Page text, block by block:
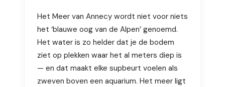
Het Meer van Annecy wordt niet voor niets
het ‘blauwe oog van de Alpen’ genoemd.
Het water is zo helder dat je de bodem
ziet op plekken waar het al meters diep is
— en dat maakt elke supbeurt voelen als
zweven boven een aquarium. Het meer ligt